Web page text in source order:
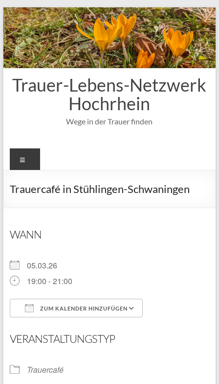
Zum
Inhalt
springen
Trauer-Lebens-Netzwerk
Hochrhein
Wege in der Trauer finden
Trauercafé in Stühlingen-Schwaningen
WANN
05.03.26
19:00 - 21:00
ZUM KALENDER HINZUFÜGEN
VERANSTALTUNGSTYP
Trauercafé